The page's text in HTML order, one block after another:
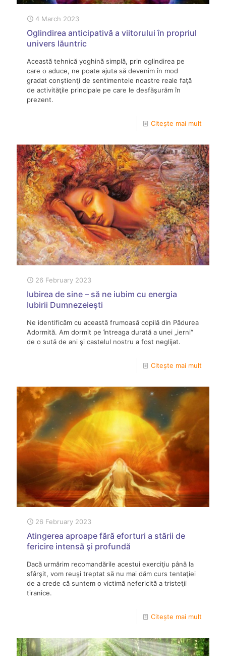
4 March 2023
Oglindirea anticipativă a viitorului în propriul
univers lăuntric
Această tehnică yoghină simplă, prin oglindirea pe
care o aduce, ne poate ajuta să devenim în mod
gradat conştienţi de sentimentele noastre reale faţă
de activităţile principale pe care le desfăşurăm în
prezent.
Citește mai mult
26 February 2023
Iubirea de sine – să ne iubim cu energia
Iubirii Dumnezeieşti
Ne identificăm cu această frumoasă copilă din Pădurea
Adormită. Am dormit pe întreaga durată a unei „ierni“
de o sută de ani şi castelul nostru a fost neglijat.
Citește mai mult
26 February 2023
Atingerea aproape fără eforturi a stării de
fericire intensă şi profundă
Dacă urmărim recomandările acestui exerciţiu până la
sfârşit, vom reuşi treptat să nu mai dăm curs tentaţiei
de a crede că suntem o victimă nefericită a tristeţii
tiranice.
Citește mai mult